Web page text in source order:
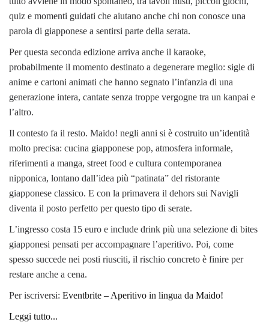
quiz e momenti guidati che aiutano anche chi non conosce una
parola di giapponese a sentirsi parte della serata.
Per questa seconda edizione arriva anche il karaoke,
probabilmente il momento destinato a degenerare meglio: sigle di
anime e cartoni animati che hanno segnato l’infanzia di una
generazione intera, cantate senza troppe vergogne tra un kanpai e
l’altro.
Il contesto fa il resto. Maido! negli anni si è costruito un’identità
molto precisa: cucina giapponese pop, atmosfera informale,
riferimenti a manga, street food e cultura contemporanea
nipponica, lontano dall’idea più “patinata” del ristorante
giapponese classico. E con la primavera il dehors sui Navigli
diventa il posto perfetto per questo tipo di serate.
L’ingresso costa 15 euro e include drink più una selezione di bites
giapponesi pensati per accompagnare l’aperitivo. Poi, come
spesso succede nei posti riusciti, il rischio concreto è finire per
restare anche a cena.
Per iscriversi: Eventbrite – Aperitivo in lingua da Maido!
Leggi tutto...